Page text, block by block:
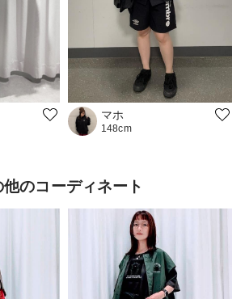
マホ
148cm
のコーディネート